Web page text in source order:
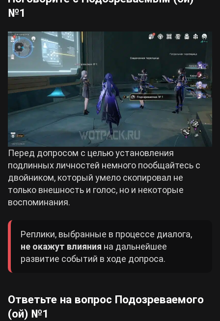
№1
Перед допросом с целью установления
подлинных личностей немного пообщайтесь с
двойником, который умело скопировал не
только внешность и голос, но и некоторые
воспоминания.
Реплики, выбранные в процессе диалога,
не окажут влияния на дальнейшее
развитие событий в ходе допроса.
Ответьте на вопрос Подозреваемого
(ой) №1